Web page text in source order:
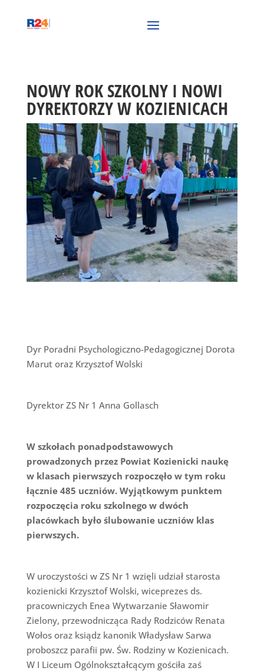
NOWY ROK SZKOLNY I NOWI
DYREKTORZY W KOZIENICACH
Dyr Poradni Psychologiczno-Pedagogicznej Dorota
Marut oraz Krzysztof Wolski
Dyrektor ZS Nr 1 Anna Gollasch
W szkołach ponadpodstawowych
prowadzonych przez Powiat Kozienicki naukę
w klasach pierwszych rozpoczęło w tym roku
łącznie 485 uczniów. Wyjątkowym punktem
rozpoczęcia roku szkolnego w dwóch
placówkach było ślubowanie uczniów klas
pierwszych.
W uroczystości w ZS Nr 1 wzięli udział starosta
kozienicki Krzysztof Wolski, wiceprezes ds.
pracowniczych Enea Wytwarzanie Sławomir
Zielony, przewodnicząca Rady Rodziców Renata
Wołos oraz ksiądz kanonik Władysław Sarwa
proboszcz parafii pw. Św. Rodziny w Kozienicach.
W I Liceum Ogólnokształcącym gościła zaś